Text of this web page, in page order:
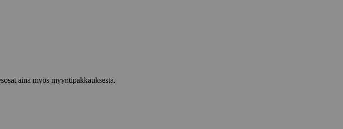
aina myös myyntipakkauksesta.